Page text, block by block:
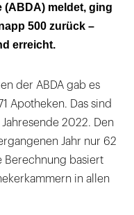
(ABDA) meldet, ging
500 zurück –
erreicht.
der ABDA gab es
Apotheken. Das sind
2022. Den
Jahr nur 62
Berechnung basiert
in allen